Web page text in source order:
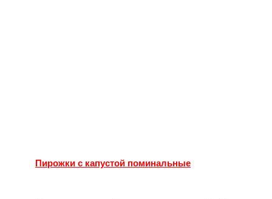
Пирожки с капустой поминальные